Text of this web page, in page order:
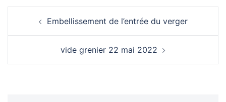
d’articleEmbellissement de l’entrée du verger
vide grenier 22 mai 2022